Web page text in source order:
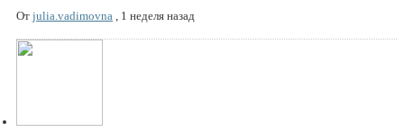
От julia.vadimovna 1 неделя назад